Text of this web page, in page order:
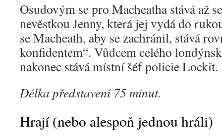
Osudovým se pro Macheatha stává až
nevěstkou Jenny, která jej vydá do
se Macheath, aby se zachránil, stává
konfidentem“. Vůdcem celého
nakonec stává místní šéf policie Lockit.
Délka představení 75 minut.
Hrají (nebo alespoň jednou hráli)